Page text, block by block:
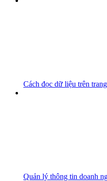
Cách đọc dữ liệu trên
Quản lý thông tin doanh